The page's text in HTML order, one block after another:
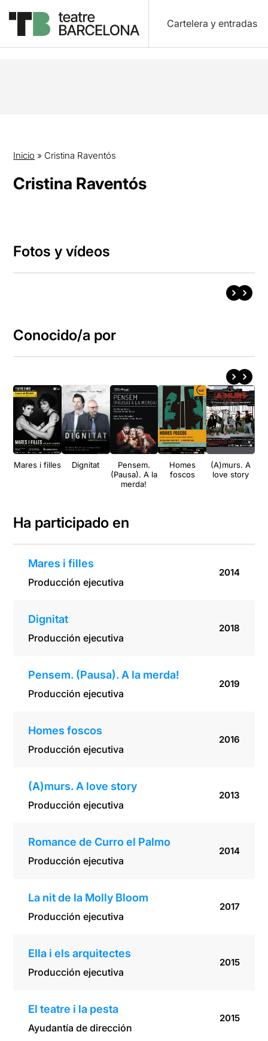
Cartelera y entradas
Inicio » Cristina Raventós
Cristina Raventós
Fotos y vídeos
Conocido/a por
Mares i filles Dignitat
Pensem.
(Pausa). A la
merda!
Homes
foscos
(A)murs. A
love story
Ha participado en
Mares i filles
Producción ejecutiva
2014
Dignitat
Producción ejecutiva
2018
Pensem. (Pausa). A la merda!
Producción ejecutiva
2019
Homes foscos
Producción ejecutiva
2016
(A)murs. A love story
Producción ejecutiva
2013
Romance de Curro el Palmo
Producción ejecutiva
2014
La nit de la Molly Bloom
Producción ejecutiva
2017
Ella i els arquitectes
Producción ejecutiva
2015
El teatre i la pesta
Ayudantía de dirección
2015